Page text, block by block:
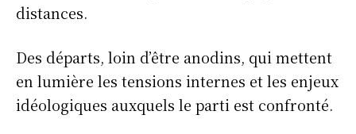
distances.
Des départs, loin d’être anodins, qui mettent
en lumière les tensions internes et les enjeux
idéologiques auxquels le parti est confronté.